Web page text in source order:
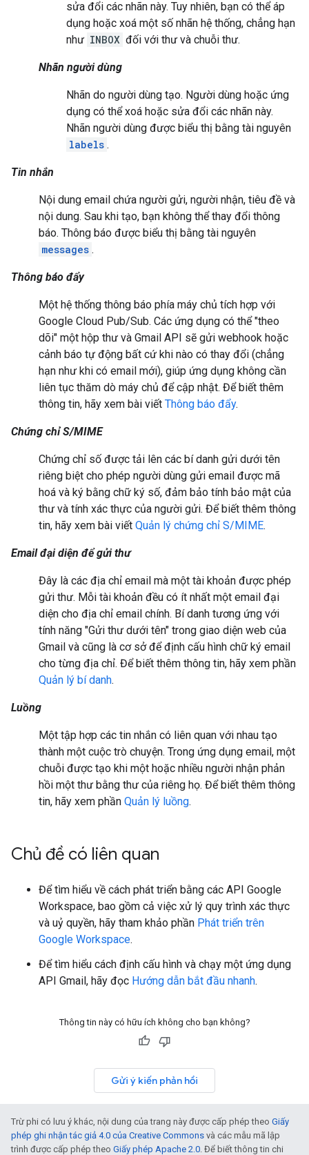
sửa đổi các nhãn này. Tuy nhiên, bạn có thể áp
dụng hoặc xoá một số nhãn hệ thống, chẳng hạn
như INBOX đối với thư và chuỗi thư.
Nhãn người dùng
Nhãn do người dùng tạo. Người dùng hoặc ứng
dụng có thể xoá hoặc sửa đổi các nhãn này.
Nhãn người dùng được biểu thị bằng tài nguyên
labels .
Tin nhắn
Nội dung email chứa người gửi, người nhận, tiêu đề và
nội dung. Sau khi tạo, bạn không thể thay đổi thông
báo. Thông báo được biểu thị bằng tài nguyên
messages .
Thông báo đẩy
Một hệ thống thông báo phía máy chủ tích hợp với
Google Cloud Pub/Sub. Các ứng dụng có thể "theo
dõi" một hộp thư và Gmail API sẽ gửi webhook hoặc
cảnh báo tự động bất cứ khi nào có thay đổi (chẳng
hạn như khi có email mới), giúp ứng dụng không cần
liên tục thăm dò máy chủ để cập nhật. Để biết thêm
thông tin, hãy xem bài viết Thông báo đẩy.
Chứng chỉ S/MIME
Chứng chỉ số được tải lên các bí danh gửi dưới tên
riêng biệt cho phép người dùng gửi email được mã
hoá và ký bằng chữ ký số, đảm bảo tính bảo mật của
thư và tính xác thực của người gửi. Để biết thêm thông
tin, hãy xem bài viết Quản lý chứng chỉ S/MIME.
Email đại diện để gửi thư
Đây là các địa chỉ email mà một tài khoản được phép
gửi thư. Mỗi tài khoản đều có ít nhất một email đại
diện cho địa chỉ email chính. Bí danh tương ứng với
tính năng "Gửi thư dưới tên" trong giao diện web của
Gmail và cũng là cơ sở để định cấu hình chữ ký email
cho từng địa chỉ. Để biết thêm thông tin, hãy xem phần
Quản lý bí danh.
Luồng
Một tập hợp các tin nhắn có liên quan với nhau tạo
thành một cuộc trò chuyện. Trong ứng dụng email, một
chuỗi được tạo khi một hoặc nhiều người nhận phản
hồi một thư bằng thư của riêng họ. Để biết thêm thông
tin, hãy xem phần Quản lý luồng.
Chủ đề có liên quan
Để tìm hiểu về cách phát triển bằng các API Google
Workspace, bao gồm cả việc xử lý quy trình xác thực
và uỷ quyền, hãy tham khảo phần Phát triển trên
Google Workspace.
Để tìm hiểu cách định cấu hình và chạy một ứng dụng
API Gmail, hãy đọc Hướng dẫn bắt đầu nhanh.
Thông tin này có hữu ích không cho bạn không?
Gửi ý kiến phản hồi
Trừ phi có lưu ý khác, nội dung của trang này được cấp phép theo Giấy
phép ghi nhận tác giả 4.0 của Creative Commons và các mẫu mã lập
trình được cấp phép theo Giấy phép Apache 2.0. Để biết thông tin chi